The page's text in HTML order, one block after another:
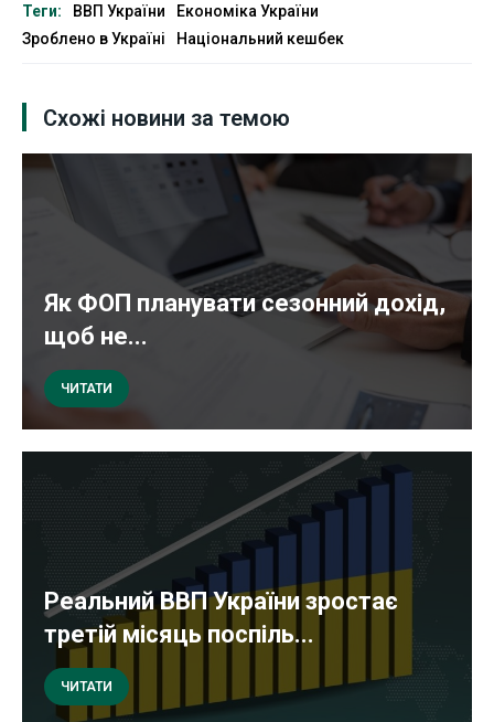
Теги: ВВП України
Економіка України
Зроблено в Україні
Національний кешбек
Схожі новини за темою
Як ФОП планувати сезонний дохід,
щоб не...
ЧИТАТИ
Реальний ВВП України зростає
третій місяць поспіль...
ЧИТАТИ